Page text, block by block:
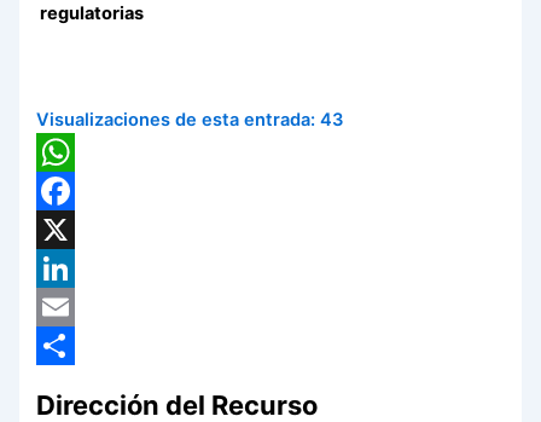
regulatorias
Visualizaciones de esta entrada: 43
WhatsApp
Facebook
X
LinkedIn
Email
Dirección del Recurso